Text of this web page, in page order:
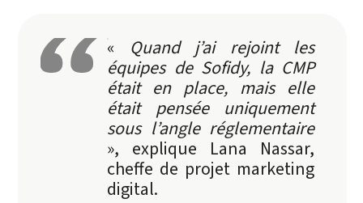
« Quand j’ai rejoint les
équipes de Sofidy, la CMP
était en place, mais elle
était pensée uniquement
sous l’angle réglementaire
», explique Lana Nassar,
cheffe de projet marketing
digital.